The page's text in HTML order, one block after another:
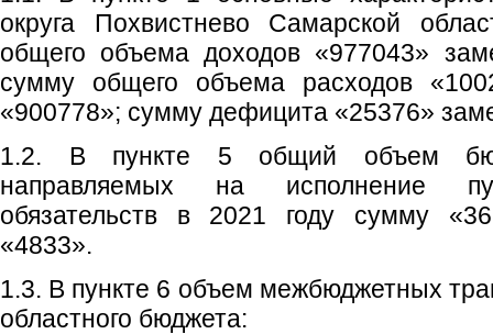
округа Похвистнево Самарской
общего объема доходов «977043»
сумму общего объема расходов
«900778»; сумму дефицита «25376»
1.2. В пункте 5 общий объем
направляемых на исполнение
обязательств в 2021 году сумму
«4833».
1.3. В пункте 6 объем межбюджетных
областного бюджета: